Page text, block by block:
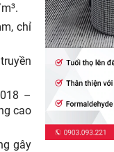
chỉ
–
cao
gây